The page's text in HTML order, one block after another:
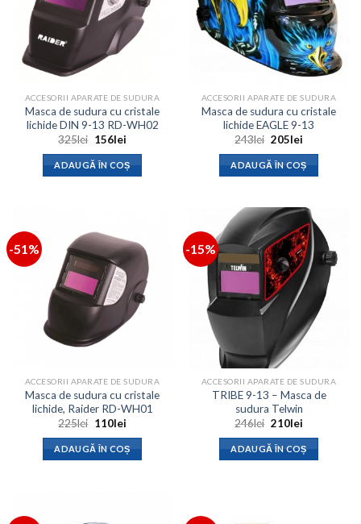
ACCESORII APARATE DE SUDURA
Masca de sudura cu cristale
lichide DIN 9-13 RD-WH02
325lei Prețul
a
fost:
325lei.
156leiPrețul
este:
156lei.
ADAUGĂ ÎN COȘ
ACCESORII APARATE DE SUDURA
Masca de sudura cu cristale
lichide EAGLE 9-13
243lei Prețul
a
fost:
243lei.
205leiPrețul
este:
205lei.
ADAUGĂ ÎN COȘ
-51%
ACCESORII APARATE DE SUDURA
Masca de sudura cu cristale
lichide, Raider RD-WH01
225lei Prețul
a
fost:
225lei.
110leiPrețul
este:
110lei.
ADAUGĂ ÎN COȘ
-15%
ACCESORII APARATE DE SUDURA
TRIBE 9-13 – Masca de
sudura Telwin
246lei Prețul
a
fost:
246lei.
210leiPrețul
este:
210lei.
ADAUGĂ ÎN COȘ